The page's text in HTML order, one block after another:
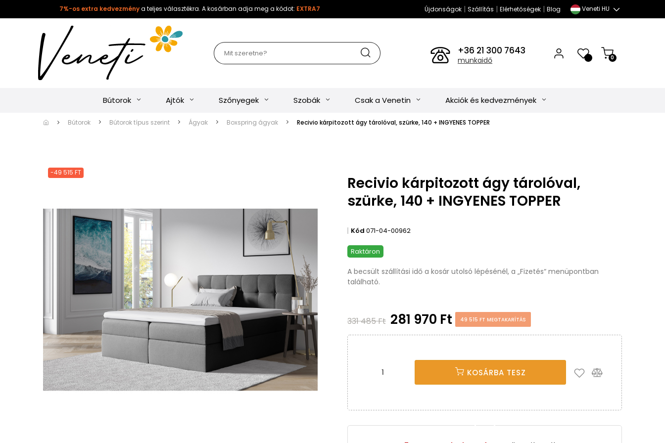
7%-os extra kedvezménya teljes választékra. A kosárban adja meg a kódot: EXTRA7 Újdonságok| Szállítás | Elérhetőségek| Blog Veneti HU
+36 21 300 7643
munkaidő 0
Bútorok Ajtók Szőnyegek Szobák Csak a Venetin Akciók és kedvezmények
Bútorok Bútorok típus szerint Ágyak Boxspring ágyak Recivio kárpitozott ágy tárolóval, szürke, 140 + INGYENES TOPPER
-49 515 FT
Recivio kárpitozott ágy tárolóval,
szürke, 140 + INGYENES TOPPER
Kód 071-04-00962
Raktáron
A becsült szállítási idő a kosár utolsó lépésénél, a „Fizetés“ menüpontban
található.
331 485 Ft 281 970 Ft 49 515 FT MEGTAKARÍTÁS
KOSÁRBA TESZ
Jobb funkciók, testre szabott tartalom és adatvédelem
Ez a weboldal a jogszabályoknak megfelelően sütiket használ az Ön eszközén. Kérjük, a webhely további használatához fogadja el a beállításokat.